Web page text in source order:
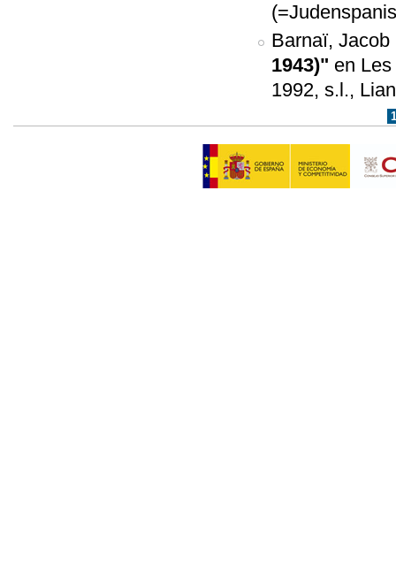
Barnaï, Jacob
1943)" en
1992, s.l.,
1